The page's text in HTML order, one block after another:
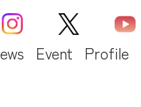
Event Profile